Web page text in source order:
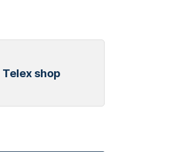
Telex shop